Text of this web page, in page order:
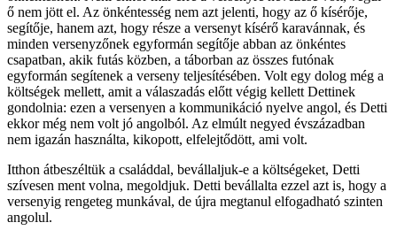
ő nem jött el. Az önkéntesség nem azt jelenti, hogy az ő kísérője,
segítője, hanem azt, hogy része a versenyt kísérő karavánnak, és
minden versenyzőnek egyformán segítője abban az önkéntes
csapatban, akik futás közben, a táborban az összes futónak
egyformán segítenek a verseny teljesítésében. Volt egy dolog még a
költségek mellett, amit a válaszadás előtt végig kellett Dettinek
gondolnia: ezen a versenyen a kommunikáció nyelve angol, és Detti
ekkor még nem volt jó angolból. Az elmúlt negyed évszázadban
nem igazán használta, kikopott, elfelejtődött, ami volt.
Itthon átbeszéltük a családdal, bevállaljuk-e a költségeket, Detti
szívesen ment volna, megoldjuk. Detti bevállalta ezzel azt is, hogy a
versenyig rengeteg munkával, de újra megtanul elfogadható szinten
angolul.